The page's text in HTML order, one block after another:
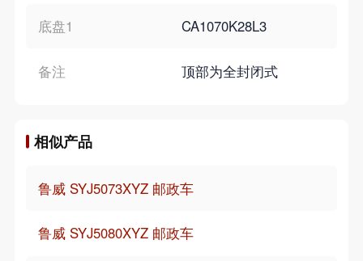
底盘1 CA1070K28L3
备注 顶部为全封闭式
相似产品
鲁威 SYJ5073XYZ 邮政车
鲁威 SYJ5080XYZ 邮政车